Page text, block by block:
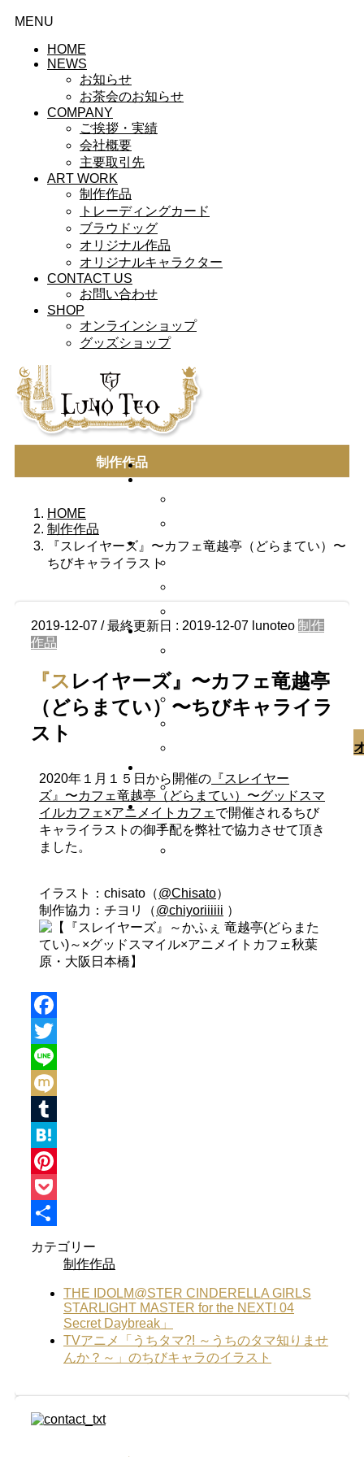
MENU
HOME
NEWS
お知らせ
お茶会のお知らせ
COMPANY
ご挨拶・実績
会社概要
主要取引先
ART WORK
制作作品
トレーディングカード
ブラウドッグ
オリジナル作品
オリジナルキャラクター
CONTACT US
お問い合わせ
SHOP
オンラインショップ
グッズショップ
制作作品
HOME
制作作品
『スレイヤーズ』〜カフェ竜越亭（どらまてい）〜
ちびキャライラスト
2019-12-07 / 最終更新日 : 2019-12-07 lunoteo 制作
作品
『スレイヤーズ』〜カフェ竜越亭
（どらまてい）〜ちびキャライラ
スト
2020年１月１５日から開催の 『スレイヤー
ズ』〜カフェ竜越亭（どらまてい）〜グッドスマ
イルカフェ×アニメイトカフェ で開催されるちび
キャライラストの御手配を弊社で協力させて頂き
ました。
イラスト：chisato（@Chisato）
制作協力：チヨリ（@chiyoriiiiii ）
Facebook
Twitter
Line
Mixi
Tumblr
Hatena
Pinterest
Pocket
共
カテゴリー
制作作品
THE IDOLM@STER CINDERELLA GIRLS
STARLIGHT MASTER for the NEXT! 04
Secret Daybreak」
TVアニメ「うちタマ?! ～うちのタマ知りませ
んか？～」のちびキャラのイラスト